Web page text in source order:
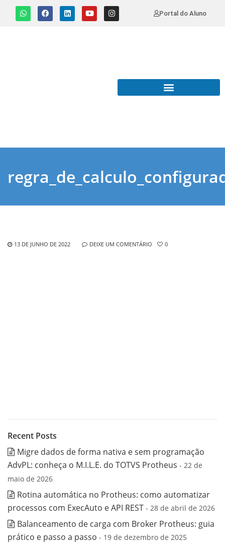
Portal do Aluno
13 DE JUNHO DE 2022 DEIXE UM COMENTÁRIO 0
Recent Posts
Migre dados de forma nativa e sem programação
AdvPL: conheça o M.I.L.E. do TOTVS Protheus - 22 de
maio de 2026
Rotina automática no Protheus: como automatizar
processos com ExecAuto e API REST - 28 de abril de 2026
Balanceamento de carga com Broker Protheus: guia
prático e passo a passo - 19 de dezembro de 2025